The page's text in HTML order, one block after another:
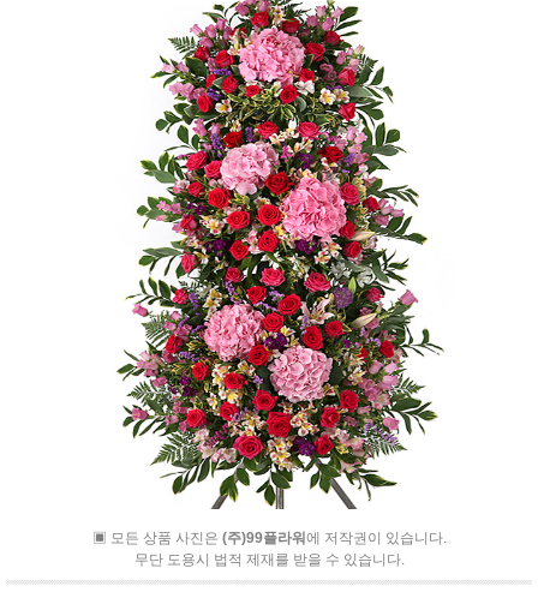
▣ 모든 상품 사진은 (주)99플라워에 저작권이 있습니다.
무단 도용시 법적 제재를 받을 수 있습니다.